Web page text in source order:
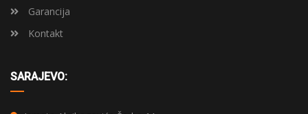
Garancija
Kontakt
SARAJEVO: